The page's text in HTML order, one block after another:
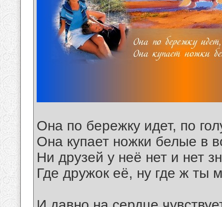
Она по бережку идет, по
Она купает ножки белые в
Ни друзей у неё нет и нет
Где дружок её, ну где ж ты